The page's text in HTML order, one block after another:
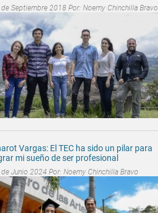
Septiembre 2018 Por: Noemy Chinchilla Bravo
Vargas: El TEC ha sido un pilar para
mi sueño de ser profesional
Junio 2024 Por: Noemy Chinchilla Bravo